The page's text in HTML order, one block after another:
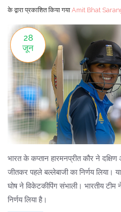
के द्वारा प्रकाशित किया गया Amit Bhat
28
जून
भारत के कप्तान हारमनप्रीत कौर ने
जीतकर पहले बल्लेबाजी का निर्णय लिया।
घोष ने विकेटकीपिंग संभाली। भारतीय
निर्णय लिया है।